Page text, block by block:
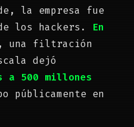
la empresa fue
los hackers.
En
, una filtración
dejó
a 500 millones
públicamente en